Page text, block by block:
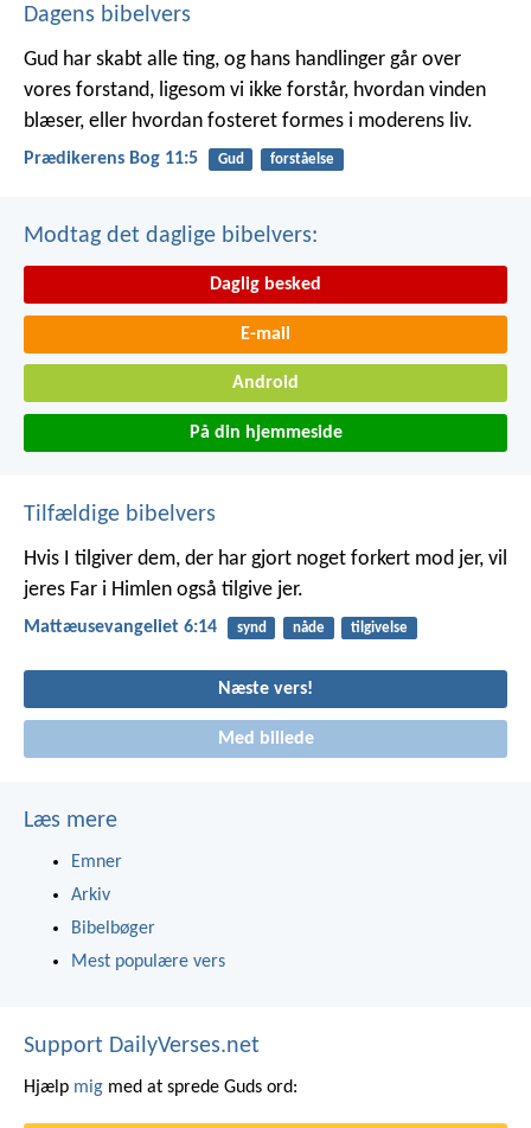
Dagens bibelvers
Gud har skabt alle ting, og hans handlinger går over
vores forstand, ligesom vi ikke forstår, hvordan vinden
blæser, eller hvordan fosteret formes i moderens liv.
Prædikerens Bog 11:5 Gud forståelse
Modtag det daglige bibelvers:
Daglig besked
E-mail
Android
På din hjemmeside
Tilfældige bibelvers
Hvis I tilgiver dem, der har gjort noget forkert mod jer, vil
jeres Far i Himlen også tilgive jer.
Mattæusevangeliet 6:14 synd nåde tilgivelse
Næste vers!
Med billede
Læs mere
Emner
Arkiv
Bibelbøger
Mest populære vers
Support DailyVerses.net
Hjælp mig med at sprede Guds ord: